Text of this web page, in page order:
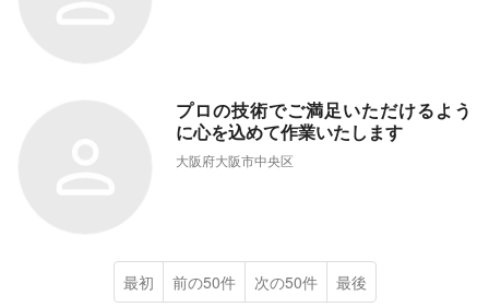
プロの技術でご満足いただけるよう
に心を込めて作業いたします
大阪府大阪市中央区
最初 前の50件 次の50件 最後